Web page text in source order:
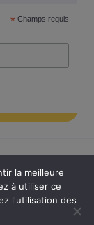
* Champs requis
Réservés
la meilleure
à utiliser ce
l'utilisation des